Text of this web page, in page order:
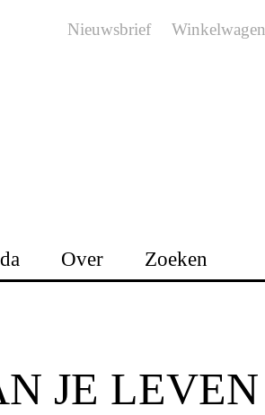
Nieuwsbrief Winkelwagen
Over Zoeken
JE LEVEN